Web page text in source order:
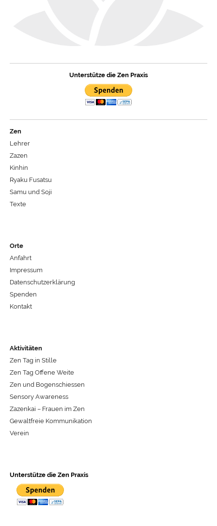
Unterstütze die Zen Praxis
Zen
Lehrer
Zazen
Kinhin
Ryaku Fusatsu
Samu und Soji
Texte
Orte
Anfahrt
Impressum
Datenschutzerklärung
Spenden
Kontakt
Aktivitäten
Zen Tag in Stille
Zen Tag Offene Weite
Zen und Bogenschiessen
Sensory Awareness
Zazenkai – Frauen im Zen
Gewaltfreie Kommunikation
Verein
Unterstütze die Zen Praxis